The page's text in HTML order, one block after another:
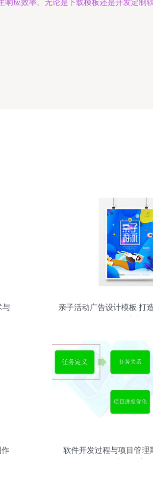
应效率。无论是下载模板还是开发定制
与
亲子活动广告设计模板 打
作
软件开发过程与项目管理